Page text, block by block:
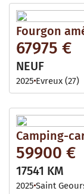
Fourgon
67975 €
NEUF
2025 Evreux (27)
Camping-
59900 €
17541 KM
2025 Saint